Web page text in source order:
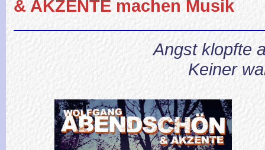
& AKZENTE machen Musik
Angst klopfte
Keiner